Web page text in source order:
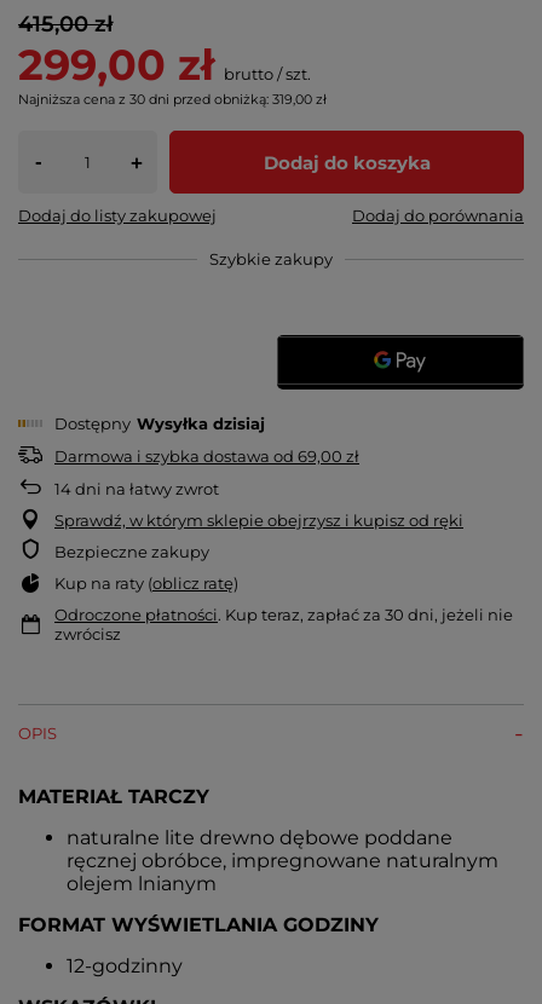
415,00 zł
299,00 zł brutto/szt.
Najniższa cena z 30 dni przed obniżką: 319,00 zł
- + Dodaj do koszyka
Dodaj do listy zakupowej Dodaj do porównania
Szybkie zakupy
Dostępny Wysyłka dzisiaj
Darmowa i szybka dostawa od 69,00 zł
14dni na łatwy zwrot
Sprawdź, w którym sklepie obejrzysz i kupisz od ręki
Bezpieczne zakupy
Kup na raty (oblicz ratę)
Odroczone płatności. Kup teraz, zapłać za 30 dni, jeżeli nie
zwrócisz
OPIS
MATERIAŁ TARCZY
naturalne lite drewno dębowe poddane
ręcznej obróbce, impregnowane naturalnym
olejem lnianym
FORMAT WYŚWIETLANIA GODZINY
12-godzinny